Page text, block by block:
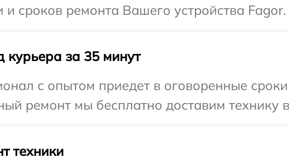
и сроков ремонта Вашего устройства Fagor.
курьера за 35 минут
с опытом приедет в оговоренные
ремонт мы бесплатно доставим технику
техники